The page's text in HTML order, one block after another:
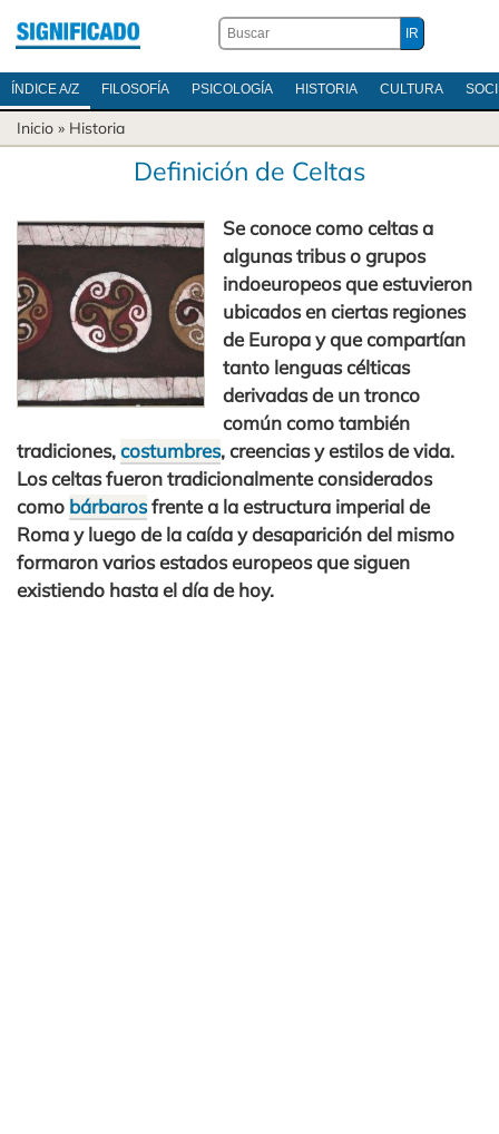
ÍNDICE A/Z FILOSOFÍA PSICOLOGÍA HISTORIA CULTURA
Inicio » Historia
Definición de Celtas
Se conoce como celtas a
algunas tribus o grupos
indoeuropeos que estuvieron
ubicados en ciertas regiones
de Europa y que compartían
tanto lenguas célticas
derivadas de un tronco
común como también
tradiciones,costumbres, creencias y estilos de vida.
Los celtas fueron tradicionalmente considerados
como bárbarosfrente a la estructura imperial de
Roma y luego de la caída y desaparición del mismo
formaron varios estados europeos que siguen
existiendo hasta el día de hoy.